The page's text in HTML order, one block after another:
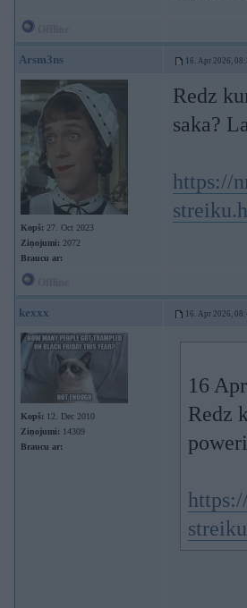
Arsm3ns 16. Apr 2026,
Kopš: 27. Oct 2023
Ziņojumi: 2072
Braucu ar:
Redz
saka?
https://
kexxx 16. Apr 2026,
Kopš: 12. Dec 2010
Ziņojumi: 14309
Braucu ar:
16
Redz